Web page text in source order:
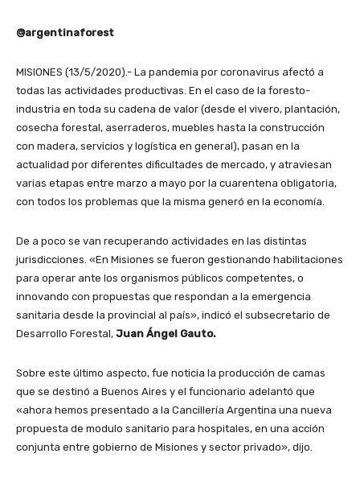
@argentinaforest
MISIONES (13/5/2020).- La pandemia por coronavirus afectó a
todas las actividades productivas. En el caso de la foresto-
industria en toda su cadena de valor (desde el vivero, plantación,
cosecha forestal, aserraderos, muebles hasta la construcción
con madera, servicios y logística en general), pasan en la
actualidad por diferentes dificultades de mercado, y atraviesan
varias etapas entre marzo a mayo por la cuarentena obligatoria,
con todos los problemas que la misma generó en la economía.
De a poco se van recuperando actividades en las distintas
jurisdicciones. «En Misiones se fueron gestionando habilitaciones
para operar ante los organismos públicos competentes, o
innovando con propuestas que respondan a la emergencia
sanitaria desde la provincial al país», indicó el subsecretario de
Desarrollo Forestal, Juan Ángel Gauto.
Sobre este último aspecto, fue noticia la producción de camas
que se destinó a Buenos Aires y el funcionario adelantó que
«ahora hemos presentado a la Cancillería Argentina una nueva
propuesta de modulo sanitario para hospitales, en una acción
conjunta entre gobierno de Misiones y sector privado», dijo.